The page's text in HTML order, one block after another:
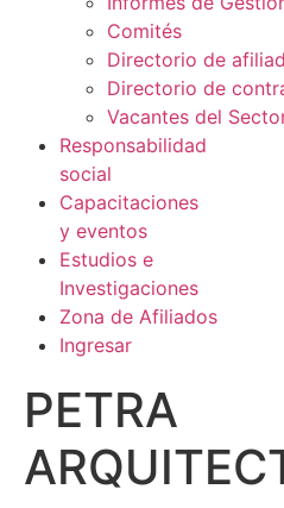
Comités
Directorio de
Directorio de
Vacantes del
Responsabilidad
social
Capacitaciones
y eventos
Estudios e
Investigaciones
Zona de Afiliados
Ingresar
PETRA